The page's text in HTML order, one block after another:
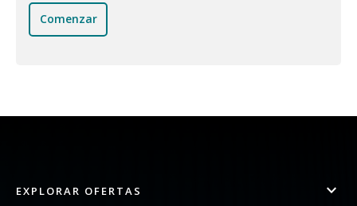
Comenzar
EXPLORAR OFERTAS